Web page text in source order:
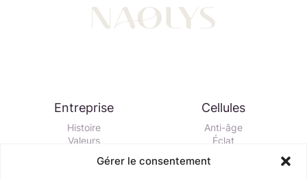
Gérer le consentement
Entreprise
Histoire
Valeurs
Cellules
Anti-âge
Éclat
Hydratation